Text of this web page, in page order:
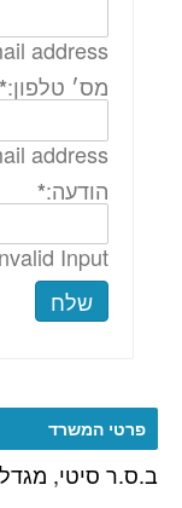
address.
מס׳ טלפון:*
address.
הודעה:*
Input
שלח
פרטי המשרד
ב.ס.ר סיטי, מגדל